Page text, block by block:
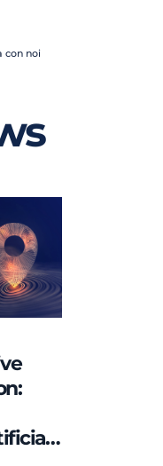
con noi